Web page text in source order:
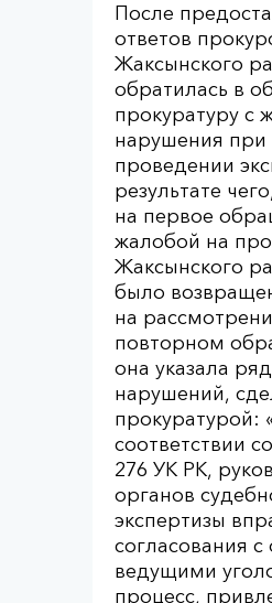
После
ответов
Жаксынского
обратилась в
прокуратуру с
нарушения при
проведении
результате
на первое
жалобой на
Жаксынского
было
на
повторном
она указала ряд
нарушений,
прокуратурой:
соответствии
276 УК РК,
органов
экспертизы
согласования
ведущими
процесс,